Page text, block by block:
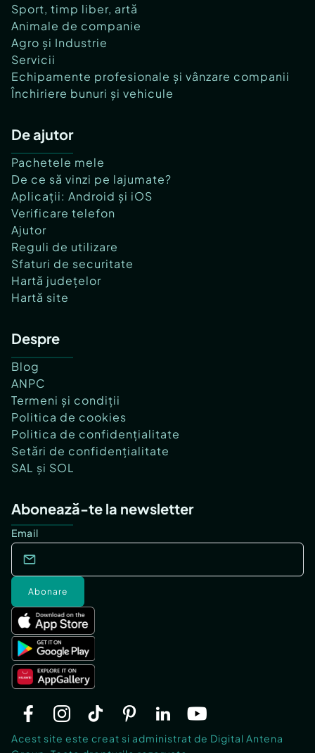
Sport, timp liber, artă
Animale de companie
Agro și Industrie
Servicii
Echipamente profesionale și vânzare companii
Închiriere bunuri și vehicule
De ajutor
Pachetele mele
De ce să vinzi pe lajumate?
Aplicații: Android și iOS
Verificare telefon
Ajutor
Reguli de utilizare
Sfaturi de securitate
Hartă județelor
Hartă site
Despre
Blog
ANPC
Termeni și condiții
Politica de cookies
Politica de confidențialitate
Setări de confidențialitate
SAL și SOL
Abonează-te la newsletter
Email
Abonare
Acest site este creat si administrat de Digital Antena